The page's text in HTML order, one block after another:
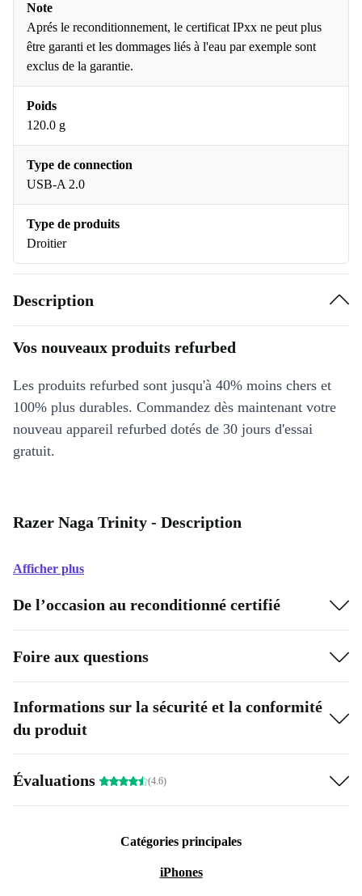
Note
Aprés le reconditionnement, le certificat IPxx ne peut plus
être garanti et les dommages liés à l'eau par exemple sont
exclus de la garantie.
Poids
120.0 g
Type de connection
USB-A 2.0
Type de produits
Droitier
Description
Vos nouveaux produits refurbed
Les produits refurbed sont jusqu'à 40% moins chers et
100% plus durables. Commandez dès maintenant votre
nouveau appareil refurbed dotés de 30 jours d'essai
gratuit.
Razer Naga Trinity - Description
Afficher plus
De l’occasion au reconditionné certifié
Foire aux questions
Informations sur la sécurité et la conformité
du produit
Évaluations (4.6)
Catégories principales
iPhones